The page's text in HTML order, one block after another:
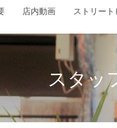
店内動画 ストリート
スタッ